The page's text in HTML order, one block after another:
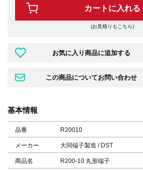
カートに入れる
(お見積りもこちら)
基本情報
品番 R20010
メーカー 大同端子製造 / DST
商品名 R200-10 丸形端子